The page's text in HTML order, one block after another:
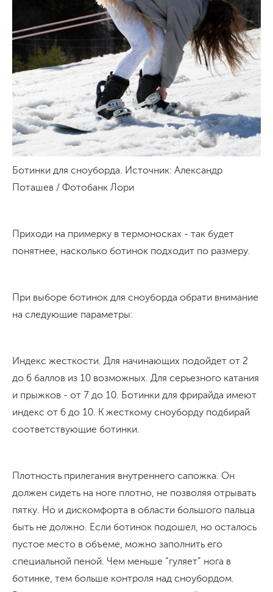
Ботинки для сноуборда. Источник: Александр
Поташев / Фотобанк Лори
Приходи на примерку в термоносках - так будет
понятнее, насколько ботинок подходит по размеру.
При выборе ботинок для сноуборда обрати внимание
на следующие параметры:
Индекс жесткости. Для начинающих подойдет от 2
до 6 баллов из 10 возможных. Для серьезного катания
и прыжков - от 7 до 10. Ботинки для фрирайда имеют
индекс от 6 до 10. К жесткому сноуборду подбирай
соответствующие ботинки.
Плотность прилегания внутреннего сапожка. Он
должен сидеть на ноге плотно, не позволяя отрывать
пятку. Но и дискомфорта в области большого пальца
быть не должно. Если ботинок подошел, но осталось
пустое место в объеме, можно заполнить его
специальной пеной. Чем меньше “гуляет” нога в
ботинке, тем больше контроля над сноубордом.